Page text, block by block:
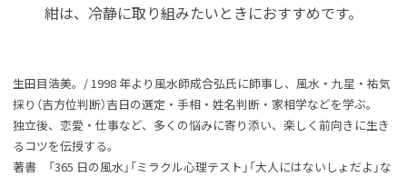
紺は、冷静に取り組みたいときにおすすめです。
生田目浩美。/ 1998 年より風水師成合弘氏に師事し、風水・九星・祐気
採り（吉方位判断）吉日の選定・手相・姓名判断・家相学などを学ぶ。
独立後、恋愛・仕事など、多くの悩みに寄り添い、楽しく前向きに生き
るコツを伝授する。
著書 「365 日の風水」「ミラクル心理テスト」「大人にはないしょだよ」な